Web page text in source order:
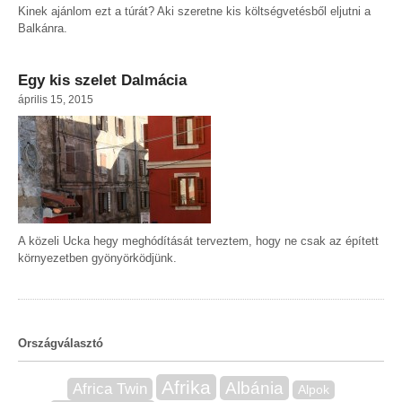
Kinek ajánlom ezt a túrát? Aki szeretne kis költségvetésből eljutni a
Balkánra.
Egy kis szelet Dalmácia
április 15, 2015
A közeli Ucka hegy meghódítását terveztem, hogy ne csak az épített
környezetben gyönyörködjünk.
Országválasztó
Africa Twin Afrika Albánia Alpok